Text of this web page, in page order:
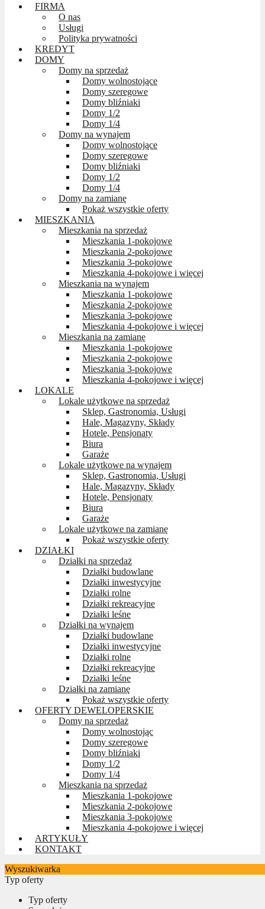
FIRMA
O nas
Usługi
Polityka prywatności
KREDYT
DOMY
Domy na sprzedaż
Domy wolnostojące
Domy szeregowe
Domy bliźniaki
Domy 1/2
Domy 1/4
Domy na wynajem
Domy wolnostojące
Domy szeregowe
Domy bliźniaki
Domy 1/2
Domy 1/4
Domy na zamianę
Pokaż wszystkie oferty
MIESZKANIA
Mieszkania na sprzedaż
Mieszkania 1-pokojowe
Mieszkania 2-pokojowe
Mieszkania 3-pokojowe
Mieszkania 4-pokojowe i więcej
Mieszkania na wynajem
Mieszkania 1-pokojowe
Mieszkania 2-pokojowe
Mieszkania 3-pokojowe
Mieszkania 4-pokojowe i więcej
Mieszkania na zamianę
Mieszkania 1-pokojowe
Mieszkania 2-pokojowe
Mieszkania 3-pokojowe
Mieszkania 4-pokojowe i więcej
LOKALE
Lokale użytkowe na sprzedaż
Sklep, Gastronomia, Usługi
Hale, Magazyny, Składy
Hotele, Pensjonaty
Biura
Garaże
Lokale użytkowe na wynajem
Sklep, Gastronomia, Usługi
Hale, Magazyny, Składy
Hotele, Pensjonaty
Biura
Garaże
Lokale użytkowe na zamianę
Pokaż wszystkie oferty
DZIAŁKI
Działki na sprzedaż
Działki budowlane
Działki inwestycyjne
Działki rolne
Działki rekreacyjne
Działki leśne
Działki na wynajem
Działki budowlane
Działki inwestycyjne
Działki rolne
Działki rekreacyjne
Działki leśne
Działki na zamianę
Pokaż wszystkie oferty
OFERTY DEWELOPERSKIE
Domy na sprzedaż
Domy wolnostojąc
Domy szeregowe
Domy bliźniaki
Domy 1/2
Domy 1/4
Mieszkania na sprzedaż
Mieszkania 1-pokojowe
Mieszkania 2-pokojowe
Mieszkania 3-pokojowe
Mieszkania 4-pokojowe i więcej
ARTYKUŁY
KONTAKT
Wyszukiwarka
Typ oferty
Typ oferty